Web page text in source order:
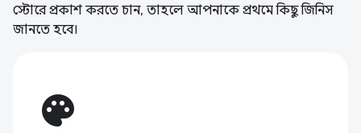
স্টোরে প্রকাশ করতে চান, তাহলে আপনাকে প্রথমে কিছু জিনিস
জানতে হবে।
palette